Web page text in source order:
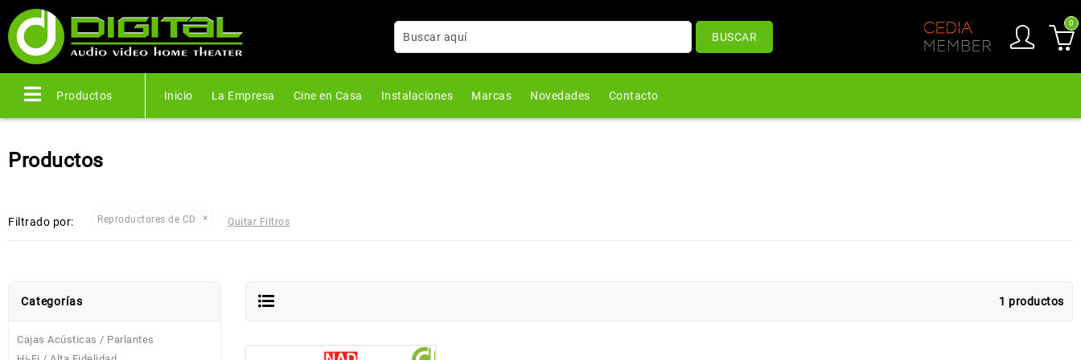
BUSCAR
0
Productos Inicio La Empresa Cine en Casa Instalaciones Marcas Novedades Contacto
Productos
Filtrado por: Reproductores de CD Quitar Filtros
Categorías
Cajas Acústicas / Parlantes
1 productos